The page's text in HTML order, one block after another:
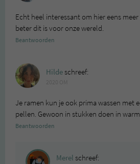
Echt heel interessant om hier eens
beter dit is voor onze wereld.
Beantwoorden
Hildeschreef:
Je ramen kun je ook prima wassen met
pellen. Gewoon in stukken doen in
Beantwoorden
Merel schreef: